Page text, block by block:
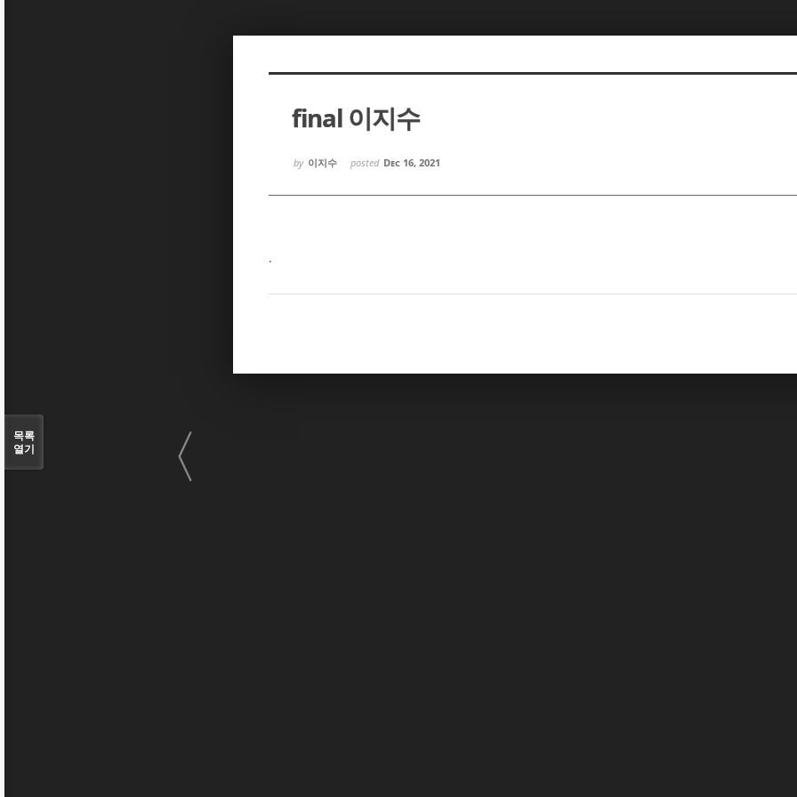
final 이지수
by 이지수 posted Dec 16, 2021
.
〈
목록
열기
Sketchbook5, 스케치북5
Sketchbook5, 스케치북5
Sketchbook5, 스케치북5
Sketchbook5, 스케치북5